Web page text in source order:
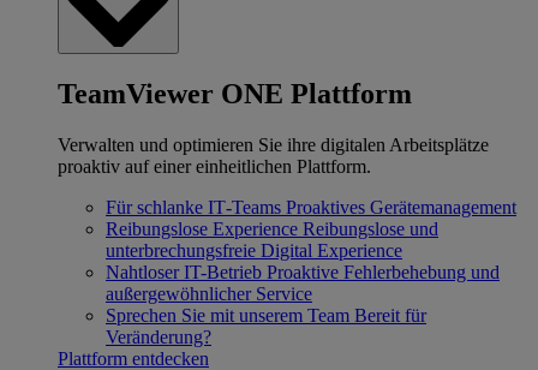
TeamViewer ONE Plattform
Verwalten und optimieren Sie ihre digitalen Arbeitsplätze
proaktiv auf einer einheitlichen Plattform.
Für schlanke IT‐Teams Proaktives Gerätemanagement
Reibungslose Experience Reibungslose und
unterbrechungsfreie Digital Experience
Nahtloser IT-Betrieb Proaktive Fehlerbehebung und
außergewöhnlicher Service
Sprechen Sie mit unserem Team Bereit für
Veränderung?
Plattform entdecken